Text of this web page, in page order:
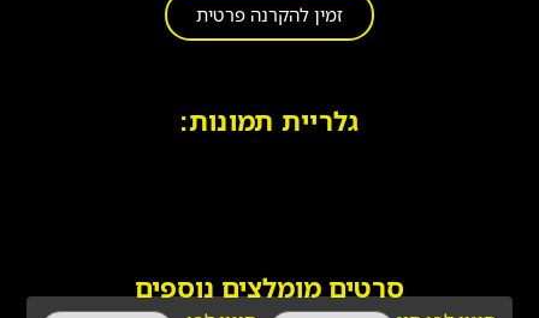
גלריית תמונות:
זמין להקרנה פרטית
סרטים מומלצים נוספים